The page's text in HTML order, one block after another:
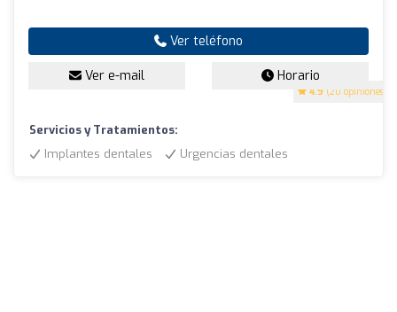
4.9 (20 opiniones)
Ver teléfono
Ver e-mail Horario
Servicios y Tratamientos:
Implantes dentales
Urgencias dentales